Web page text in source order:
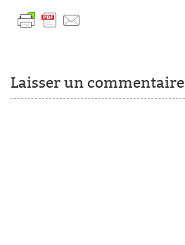
Laisser un commentaire